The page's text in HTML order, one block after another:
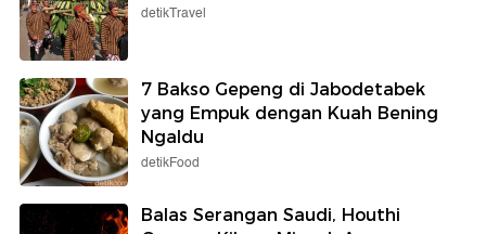
detikTravel
7 Bakso Gepeng di Jabodetabek
yang Empuk dengan Kuah Bening
Ngaldu
detikFood
Balas Serangan Saudi, Houthi